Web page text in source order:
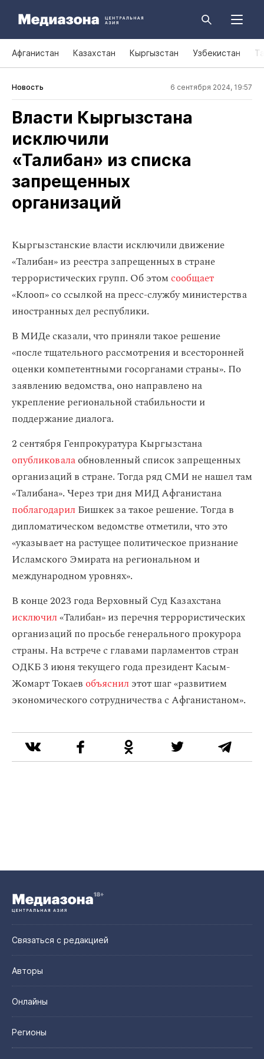
Афганистан Казахстан Кыргызстан Узбекистан
Новость 6 сентября 2024, 19:57
Власти Кыргызстана
исключили
«Талибан» из списка
запрещенных
организаций
Кыргызстанские власти исключили движение
«Талибан» из реестра запрещенных в стране
террористических групп. Об этомсообщает
«Клооп» со ссылкой на пресс-службу министерства
иностранных дел республики.
В МИДе сказали, что приняли такое решение
«после тщательного рассмотрения и всесторонней
оценки компетентными госорганами страны». По
заявлению ведомства, оно направлено на
укрепление региональной стабильности и
поддержание диалога.
2 сентября Генпрокуратура Кыргызстана
опубликовалаобновленный список запрещенных
организаций в стране. Тогда ряд СМИ не нашел там
«Талибана». Через три дня МИД Афганистана
поблагодарил Бишкек за такое решение. Тогда в
дипломатическом ведомстве отметили, что это
«указывает на растущее политическое признание
Исламского Эмирата на региональном и
международном уровнях».
В конце 2023 года Верховный Суд Казахстана
исключил«Талибан» из перечня террористических
организаций по просьбе генерального прокурора
страны. На встрече с главами парламентов стран
ОДКБ 3 июня текущего года президент Касым-
Жомарт Токаев объяснил этот шаг «развитием
экономического сотрудничества с Афганистаном».
Связаться с редакцией
Авторы
Онлайны
Регионы